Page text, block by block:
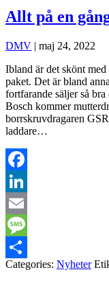
Allt på en
DMV | maj 24, 2022
Ibland är det skönt
paket. Det är bland
fortfarande säljer så
Bosch kommer
borrskruvdragaren
laddare…
Facebook
LinkedIn
Email
Message
Dela
Categories: Nyheter